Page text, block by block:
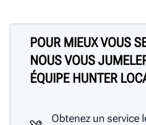
POUR MIEUX VOUS
NOUS VOUS
ÉQUIPE HUNTER
Obtenez un service